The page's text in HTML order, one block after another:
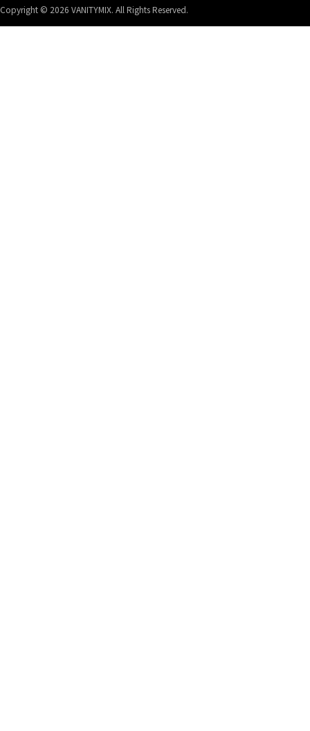
Copyright © 2026 VANITYMIX. All Rights Reserved.